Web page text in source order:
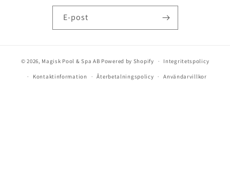
E-post
© 2026, Magisk Pool & Spa AB Powered by Shopify Integritetspolicy
Kontaktinformation Återbetalningspolicy Användarvillkor